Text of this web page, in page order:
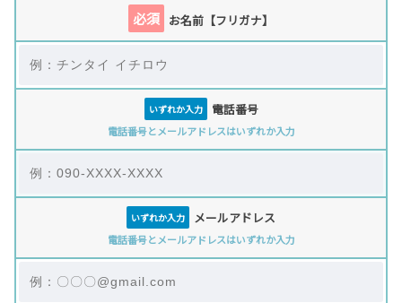
必須 お名前【フリガナ】
いずれか入力 電話番号
電話番号とメールアドレスはいずれか入力
いずれか入力 メールアドレス
電話番号とメールアドレスはいずれか入力